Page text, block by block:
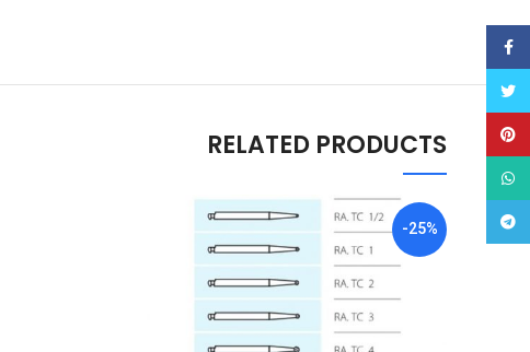
RELATED PRODUCTS
-25%
Twitter
Pinterest
WhatsApp
Telegram